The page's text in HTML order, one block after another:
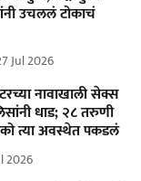
उचललं टोकाचं
Jul 2026
नावाखाली सेक्स
धाड; २८ तरुणी
त्या अवस्थेत पकडलं
2026